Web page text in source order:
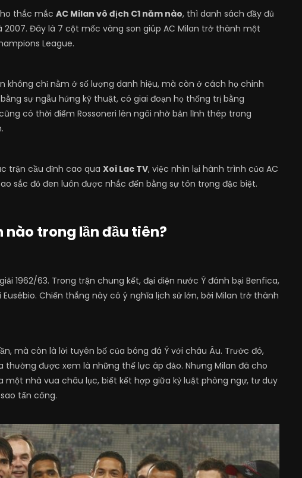
thắc mắc AC Milan vô địch C1 năm nào, thì danh sách đầy đủ
2007. Đây là 7 cột mốc vàng son giúp AC Milan trở thành một
League.
không chỉ nằm ở số lượng danh hiệu, mà còn ở cách họ chinh
sự ngẫu hứng kỹ thuật, có giai đoạn họ thống trị bằng
có thời điểm Rossoneri lên ngôi nhờ bản lĩnh thép trong
trận cầu đỉnh cao qua Xoi Lac TV, việc nhìn lại hành trình của AC
sắc đỏ đen luôn được nhắc đến bằng sự tôn trọng đặc biệt.
nào trong lần đầu tiên?
1962/63. Trong trận chung kết, đại diện nước Ý đánh bại Benfica,
Chiến thắng này có ý nghĩa lịch sử lớn, bởi Milan trở thành
mà còn là lời tuyên bố của bóng đá Ý với châu Âu. Trước đó,
thường được xem là những thế lực áp đảo. Nhưng Milan đã cho
một nhà vua châu lục, biết kết hợp giữa kỷ luật phòng ngự, tư duy
tấn công.